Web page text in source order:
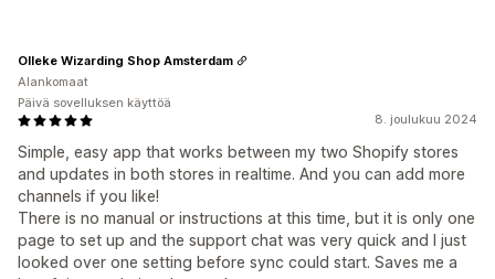
8. joulukuu 2024
Simple, easy app that works between my two Shopify stores
and updates in both stores in realtime. And you can add more
channels if you like!
There is no manual or instructions at this time, but it is only one
page to set up and the support chat was very quick and I just
looked over one setting before sync could start. Saves me a
Olleke Wizarding Shop Amsterdam
Alankomaat
Päivä sovelluksen käyttöä